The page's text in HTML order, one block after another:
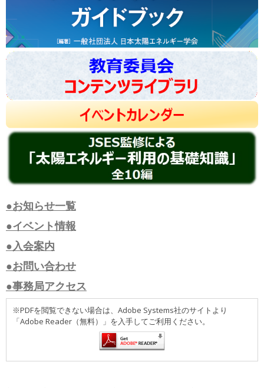
●お知らせ一覧
●イベント情報
●入会案内
●お問い合わせ
●事務局アクセス
※PDFを閲覧できない場合は、Adobe Systems社のサイトより
「Adobe Reader（無料）」を入手してご利用ください。